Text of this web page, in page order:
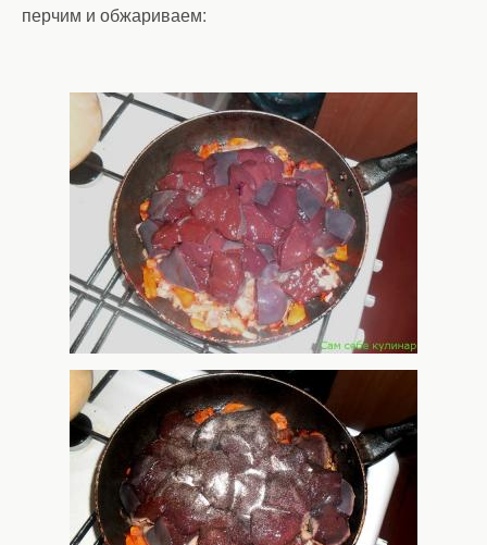
перчим и обжариваем: